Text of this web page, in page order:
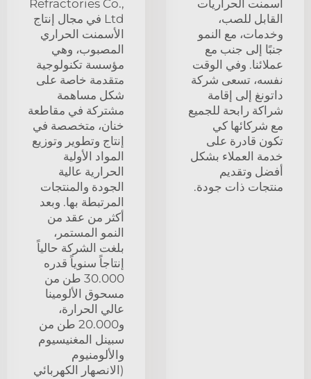
أسمنت الحراريات
القابل للصب،
وخدمات، مع النمو
جنبًا إلى جنب مع
عملائنا. وفي الوقت
نفسه، تسعى شركة
داتونغ إلى إقامة
شراكة رابحة للجميع
مع شركائها كي
تكون قادرة على
خدمة العملاء بشكل
أفضل وتقديم
منتجات ذات جودة.
Refractories Co.,
Ltd في مجال إنتاج
الأسمنت الحراري
المصبوب، وهي
مؤسسة تكنولوجية
متقدمة خاصة على
شكل مساهمة
مشتركة في مقاطعة
خنان، متخصصة في
إنتاج وتطوير وتوزيع
المواد الأولية
الحرارية عالية
الجودة والمنتجات
المرتبطة بها. وبعد
أكثر من عقد من
النمو المستمر،
بلغت الشركة حالياً
إنتاجاً سنوياً قدره
30.000 طن من
مسحوق الألومينا
عالي الحرارة،
و20.000 طن من
سبينل المغنيسيوم
والألومنيوم
(الانصهار الكهربائي